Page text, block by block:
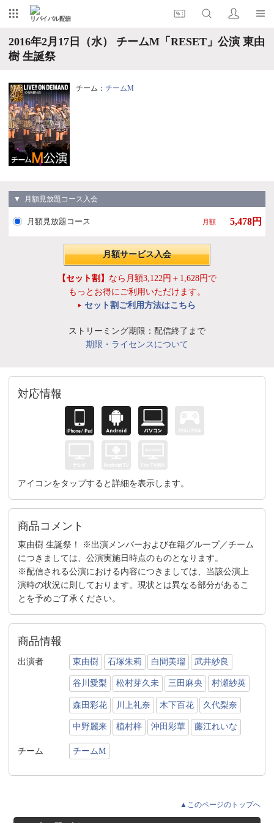
リバイバル配信
2016年2月17日（水） チームM「RESET」公演 東由
樹 生誕祭
チーム： チームM
▼ 月額見放題コース入会
月額見放題コース 月額 5,478円
月額サービス入会
【セット割】 なら月額3,122円＋1,628円で
もっとお得にご利用いただけます。
セット割ご利用方法はこちら
ストリーミング期限：配信終了まで
期限・ライセンスについて
対応情報
アイコンをタップすると詳細を表示します。
商品コメント
東由樹 生誕祭！ ※出演メンバーおよび在籍グループ／チーム
につきましては、公演実施日時点のものとなります。
※配信される公演における内容につきましては、当該公演上
演時の状況に則しております。現状とは異なる部分があるこ
とを予めご了承ください。
商品情報
出演者 東由樹 石塚朱莉 白間美瑠 武井紗良
谷川愛梨 松村芽久未 三田麻央 村瀬紗英
森田彩花 川上礼奈 木下百花 久代梨奈
中野麗来 植村梓 沖田彩華 藤江れいな
チーム チームM
▲このページのトップへ